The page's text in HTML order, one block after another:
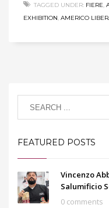
TAGGED UNDER: FIERE,
EXHIBITION, AMERICO
FEATURED POSTS
Vincenzo
Salumificio
0 comments